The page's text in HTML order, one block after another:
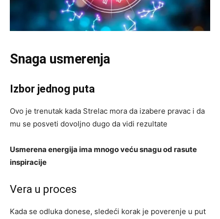
Snaga usmerenja
Izbor jednog puta
Ovo je trenutak kada Strelac mora da izabere pravac i da
mu se posveti dovoljno dugo da vidi rezultate
Usmerena energija ima mnogo veću snagu od rasute
inspiracije
Vera u proces
Kada se odluka donese, sledeći korak je poverenje u put